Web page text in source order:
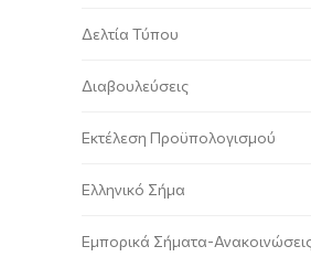
Δελτία Τύπου
Διαβουλεύσεις
Εκτέλεση Προϋπολογισμού
Ελληνικό Σήμα
Εμπορικά Σήματα-